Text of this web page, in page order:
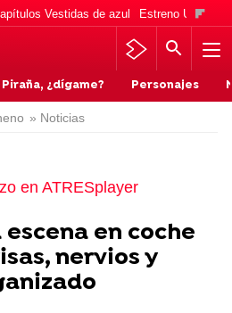
Vestidas de azul Estreno Una
Piraña, ¿dígame? Personajes
» Noticias
en ATRESplayer
en coche
nervios y